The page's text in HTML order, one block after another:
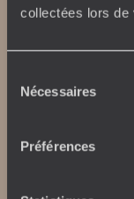
collectées lors de
Nécessaires
Préférences
Lire notre
Nos engagements
Tourisme